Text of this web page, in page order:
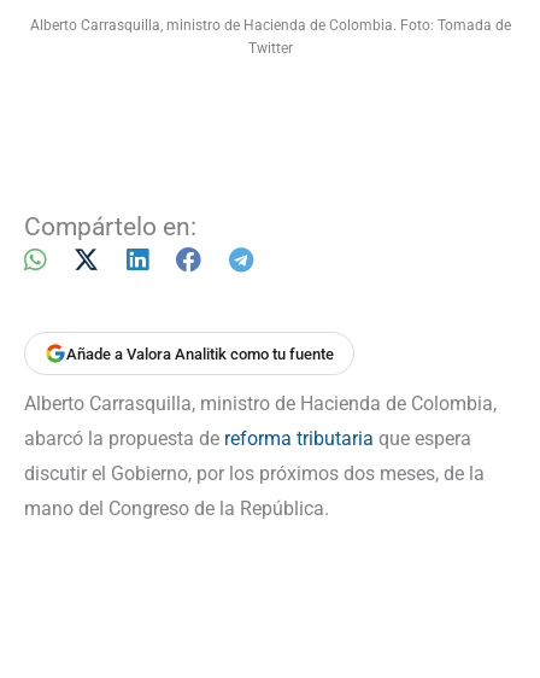
Alberto Carrasquilla, ministro de Hacienda de Colombia. Foto: Tomada de
Twitter
Compártelo en:
Añade a Valora Analitik como tu fuente
Alberto Carrasquilla, ministro de Hacienda de Colombia,
abarcó la propuesta de reforma tributaria que espera
discutir el Gobierno, por los próximos dos meses, de la
mano del Congreso de la República.